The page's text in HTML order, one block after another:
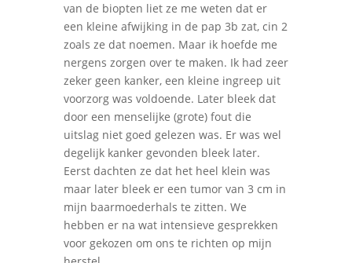
van de biopten liet ze me weten dat er
een kleine afwijking in de pap 3b zat, cin 2
zoals ze dat noemen. Maar ik hoefde me
nergens zorgen over te maken. Ik had zeer
zeker geen kanker, een kleine ingreep uit
voorzorg was voldoende. Later bleek dat
door een menselijke (grote) fout die
uitslag niet goed gelezen was. Er was wel
degelijk kanker gevonden bleek later.
Eerst dachten ze dat het heel klein was
maar later bleek er een tumor van 3 cm in
mijn baarmoederhals te zitten. We
hebben er na wat intensieve gesprekken
voor gekozen om ons te richten op mijn